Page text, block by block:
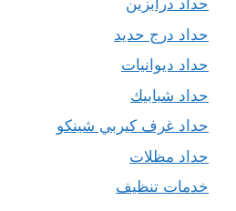
حداد درابزين
حداد درج حديد
حداد ديوانيات
حداد شبابيك
حداد غرف كيربي شينكو
حداد مظلات
خدمات تنظيف